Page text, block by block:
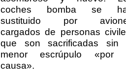
coches bomba se
sustituido por
cargados de personas
que son sacrificadas sin
menor escrúpulo «por
causa».